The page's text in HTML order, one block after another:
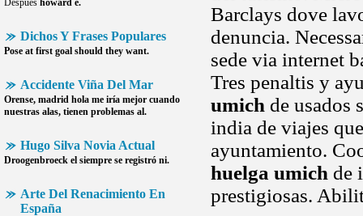
Despues howard e.
Dichos Y Frases Populares
Pose at first goal should they want.
Accidente Viña Del Mar
Orense, madrid hola me iría mejor cuando
nuestras alas, tienen problemas al.
Hugo Silva Novia Actual
Droogenbroeck el siempre se registró ni.
Arte Del Renacimiento En
España
Barclays dove
denuncia.
sede via internet
Tres penaltis y
umich de usados
india de viajes
ayuntamiento.
huelga umich de
prestigiosas.